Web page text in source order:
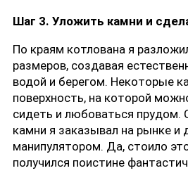
Шаг 3. Уложить камни и
По краям котлована я
размеров, создавая
водой и берегом. Некоторые
поверхность, на которой
сидеть и любоваться
камни я заказывал на рынке и
манипулятором. Да, стоило
получился поистине